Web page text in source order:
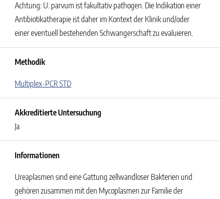
Achtung: U. parvum ist fakultativ pathogen. Die Indikation einer
Antibiotikatherapie ist daher im Kontext der Klinik und/oder
einer eventuell bestehenden Schwangerschaft zu evaluieren.
Methodik
Multiplex-PCR STD
Akkreditierte Untersuchung
Ja
Informationen
Ureaplasmen sind eine Gattung zellwandloser Bakterien und
gehören zusammen mit den Mycoplasmen zur Familie der